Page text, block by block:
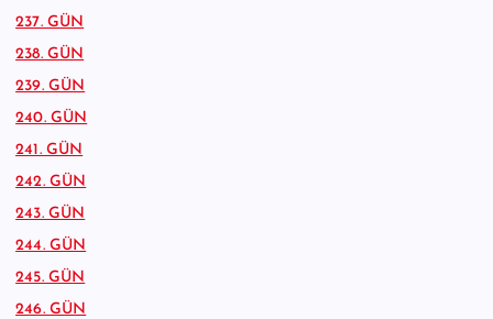
237. GÜN
238. GÜN
239. GÜN
240. GÜN
241. GÜN
242. GÜN
243. GÜN
244. GÜN
245. GÜN
246. GÜN